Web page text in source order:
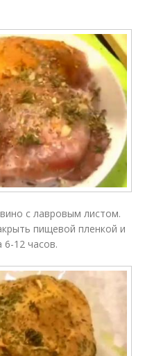
с лавровым листом.
пищевой пленкой и
6-12 часов.